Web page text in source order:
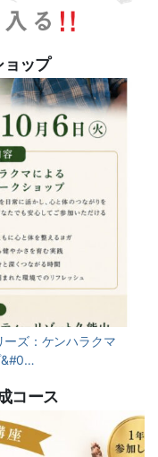
ョップ
ーズ：ケンハラクマ
&#0…
コース